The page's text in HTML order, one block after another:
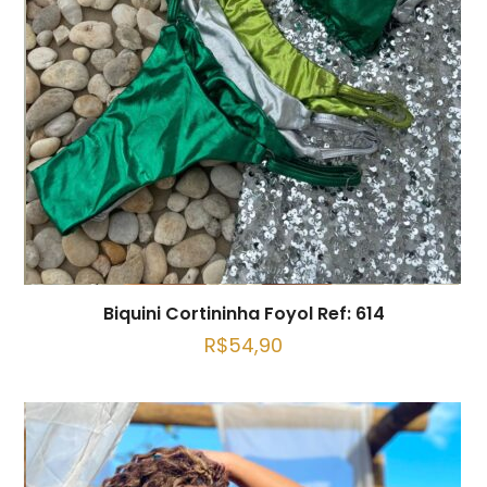
Biquini Cortininha Foyol Ref: 614
R$54,90